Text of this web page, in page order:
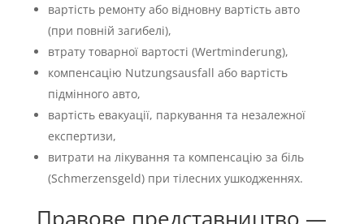
вартість ремонту або відновну вартість авто
(при повній загибелі),
втрату товарної вартості (Wertminderung),
компенсацію Nutzungsausfall або вартість
підмінного авто,
вартість евакуації, паркування та незалежної
експертизи,
витрати на лікування та компенсацію за біль
(Schmerzensgeld) при тілесних ушкодженнях.